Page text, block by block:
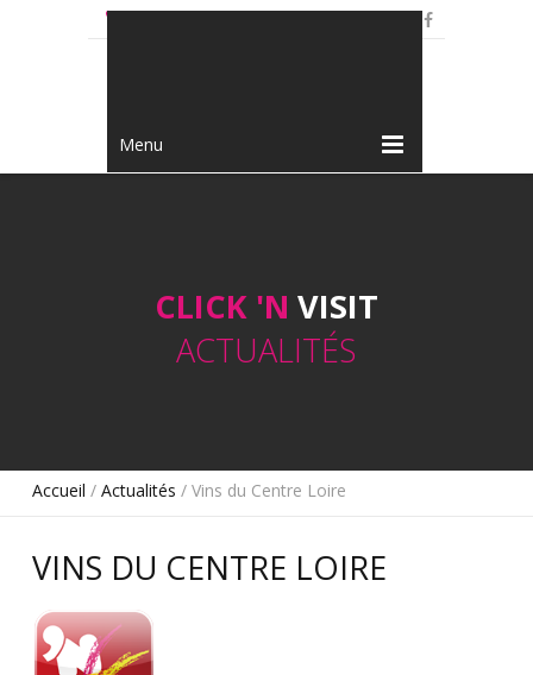
+33 3 80 73 11 12
Menu
CLICK 'N VISIT
ACTUALITÉS
Accueil / Actualités / Vins du Centre Loire
VINS DU CENTRE LOIRE